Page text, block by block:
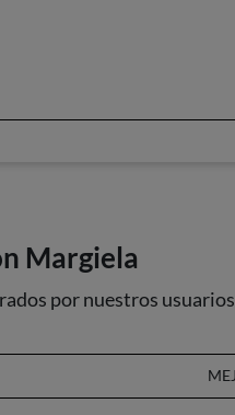
Margiela
por nuestros usuarios